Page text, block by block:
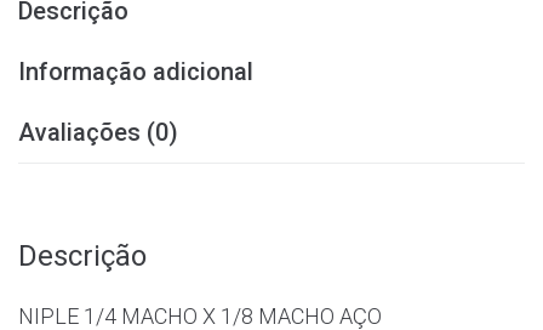
Descrição
Informação adicional
Avaliações (0)
Descrição
NIPLE 1/4 MACHO X 1/8 MACHO AÇO